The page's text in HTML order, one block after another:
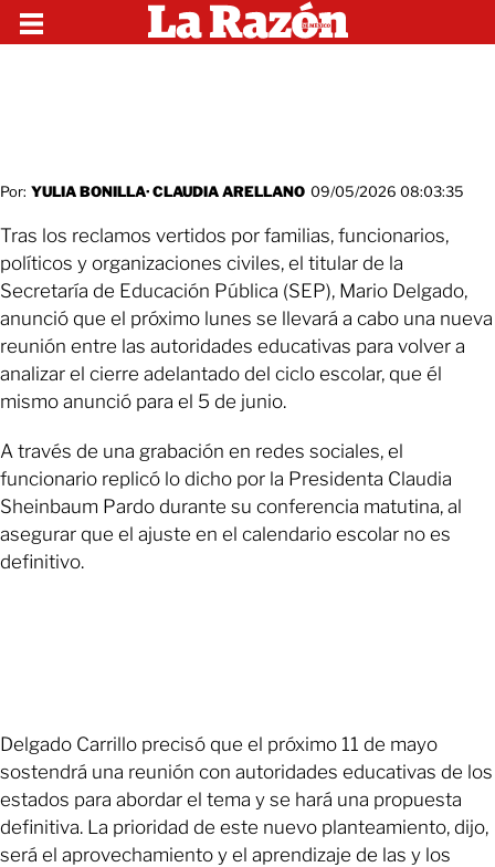
Por: YULIA BONILLA·CLAUDIA ARELLANO 09/05/2026 08:03:35
Tras los reclamos vertidos por familias, funcionarios,
políticos y organizaciones civiles, el titular de la
Secretaría de Educación Pública (SEP), Mario Delgado,
anunció que el próximo lunes se llevará a cabo una nueva
reunión entre las autoridades educativas para volver a
analizar el cierre adelantado del ciclo escolar, que él
mismo anunció para el 5 de junio.
A través de una grabación en redes sociales, el
funcionario replicó lo dicho por la Presidenta Claudia
Sheinbaum Pardo durante su conferencia matutina, al
asegurar que el ajuste en el calendario escolar no es
definitivo.
Delgado Carrillo precisó que el próximo 11 de mayo
sostendrá una reunión con autoridades educativas de los
estados para abordar el tema y se hará una propuesta
definitiva. La prioridad de este nuevo planteamiento, dijo,
será el aprovechamiento y el aprendizaje de las y los